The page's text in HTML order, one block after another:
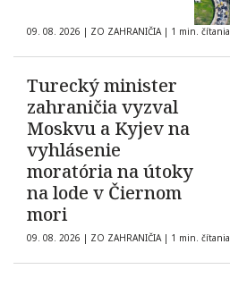
09. 08. 2026 | ZO ZAHRANIČIA | 1 min. čítania
Turecký minister
zahraničia vyzval
Moskvu a Kyjev na
vyhlásenie
moratória na útoky
na lode v Čiernom
mori
09. 08. 2026 | ZO ZAHRANIČIA | 1 min. čítania